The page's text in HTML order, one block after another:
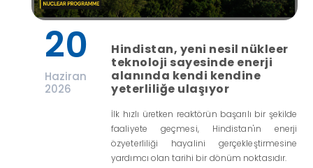
20
Haziran
2026
Hindistan, yeni nesil nükleer
teknoloji sayesinde enerji
alanında kendi kendine
yeterliliğe ulaşıyor
İlk hızlı üretken reaktörün başarılı bir şekilde
faaliyete geçmesi, Hindistan'ın enerji
özyeterliliği hayalini gerçekleştirmesine
yardımcı olan tarihi bir dönüm noktasıdır.